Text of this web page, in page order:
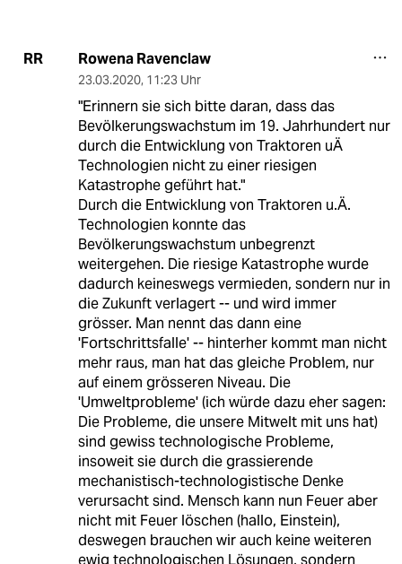
RR Rowena Ravenclaw
23.03.2020, 11:23 Uhr
"Erinnern sie sich bitte daran, dass das
Bevölkerungswachstum im 19. Jahrhundert nur
durch die Entwicklung von Traktoren uÄ
Technologien nicht zu einer riesigen
Katastrophe geführt hat."
Durch die Entwicklung von Traktoren u.Ä.
Technologien konnte das
Bevölkerungswachstum unbegrenzt
weitergehen. Die riesige Katastrophe wurde
dadurch keineswegs vermieden, sondern nur in
die Zukunft verlagert -- und wird immer
grösser. Man nennt das dann eine
'Fortschrittsfalle' -- hinterher kommt man nicht
mehr raus, man hat das gleiche Problem, nur
auf einem grösseren Niveau. Die
'Umweltprobleme' (ich würde dazu eher sagen:
Die Probleme, die unsere Mitwelt mit uns hat)
sind gewiss technologische Probleme,
insoweit sie durch die grassierende
mechanistisch-technologistische Denke
verursacht sind. Mensch kann nun Feuer aber
nicht mit Feuer löschen (hallo, Einstein),
deswegen brauchen wir auch keine weiteren
ewig technologischen Lösungen, sondern